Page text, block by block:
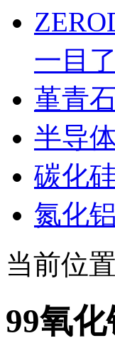
一目
堇青
半导
碳化
氮化
当前位置
99氧